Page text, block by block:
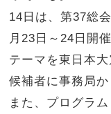
14日は、第37総
月23日～24日開
テーマを東日本
候補者に事務局か
また、プログラ